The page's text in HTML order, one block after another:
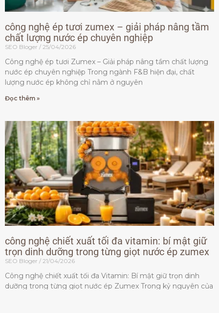
công nghệ ép tươi zumex – giải pháp nâng tầm
chất lượng nước ép chuyên nghiệp
SEO Bloger 25/04/2026
Công nghệ ép tươi Zumex – Giải pháp nâng tầm chất lượng
nước ép chuyên nghiệp Trong ngành F&B hiện đại, chất
lượng nước ép không chỉ nằm ở nguyên
Đọc thêm »
công nghệ chiết xuất tối đa vitamin: bí mật giữ
trọn dinh dưỡng trong từng giọt nước ép zumex
SEO Bloger 21/04/2026
Công nghệ chiết xuất tối đa Vitamin: Bí mật giữ trọn dinh
dưỡng trong từng giọt nước ép Zumex Trong kỷ nguyên của